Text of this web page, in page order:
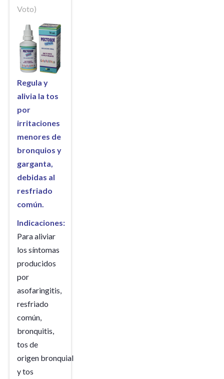
Voto)
Regula y
alivia la tos
por
irritaciones
menores de
bronquios y
garganta,
debidas al
resfriado
común.
Indicaciones:
Para aliviar
los síntomas
producidos
por
asofaringitis,
resfriado
común,
bronquitis,
tos de
origen bronquial
y tos